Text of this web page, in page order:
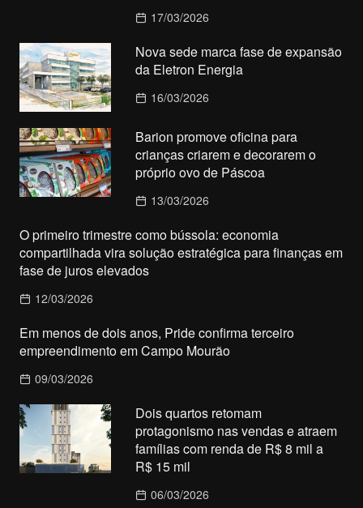
17/03/2026
Nova sede marca fase de expansão
da Eletron Energia
16/03/2026
Barion promove oficina para
crianças criarem e decorarem o
próprio ovo de Páscoa
13/03/2026
O primeiro trimestre como bússola: economia
compartilhada vira solução estratégica para finanças em
fase de juros elevados
12/03/2026
Em menos de dois anos, Pride confirma terceiro
empreendimento em Campo Mourão
09/03/2026
Dois quartos retomam
protagonismo nas vendas e atraem
famílias com renda de R$ 8 mil a
R$ 15 mil
06/03/2026